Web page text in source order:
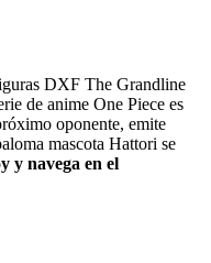
DXF The Grandline
de anime One Piece es
oponente, emite
mascota Hattori se
y navega en el